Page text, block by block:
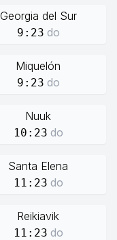
Georgia del Sur
9:23 do
Miquelón
9:23 do
Nuuk
10:23 do
Santa Elena
11:23 do
Reikiavik
11:23 do